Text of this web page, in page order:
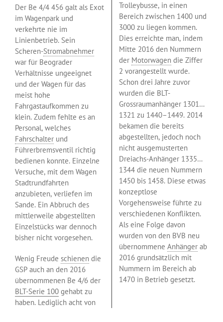
Der Be 4/4 456 galt als Exot
im Wagenpark und
verkehrte nie im
Linienbetrieb. Sein
Scheren-Stromabnehmer
war für Beograder
Verhältnisse ungeeignet
und der Wagen für das
meist hohe
Fahrgastaufkommen zu
klein. Zudem fehlte es an
Personal, welches
Fahrschalter und
Führerbremsventil richtig
bedienen konnte. Einzelne
Versuche, mit dem Wagen
Stadtrundfahrten
anzubieten, verliefen im
Sande. Ein Abbruch des
mittlerweile abgestellten
Einzelstücks war dennoch
bisher nicht vorgesehen.
Wenig Freude schienen die
GSP auch an den 2016
übernommenen Be 4/6 der
BLT-Serie 100 gehabt zu
haben. Lediglich acht von
Trolleybusse, in einen
Bereich zwischen 1400 und
3000 zu liegen kommen.
Dies erreichte man, indem
Mitte 2016 den Nummern
der Motorwagen die Ziffer
2 vorangestellt wurde.
Schon drei Jahre zuvor
wurden die BLT-
Grossraumanhänger 1301…
1321 zu 1440–1449. 2014
bekamen die bereits
abgestellten, jedoch noch
nicht ausgemusterten
Dreiachs-Anhänger 1335…
1344 die neuen Nummern
1450 bis 1458. Diese etwas
konzeptlose
Vorgehensweise führte zu
verschiedenen Konflikten.
Als eine Folge davon
wurden von den BVB neu
übernommene Anhänger ab
2016 grundsätzlich mit
Nummern im Bereich ab
1470 in Betrieb gesetzt.